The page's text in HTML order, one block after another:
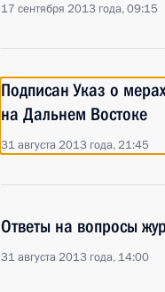
17 сентября 2013 года, 09:15
Подписан Указ о
на Дальнем Востоке
31 августа 2013 года, 21:45
Ответы на вопросы
31 августа 2013 года, 14:00